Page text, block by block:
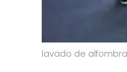
lavado de